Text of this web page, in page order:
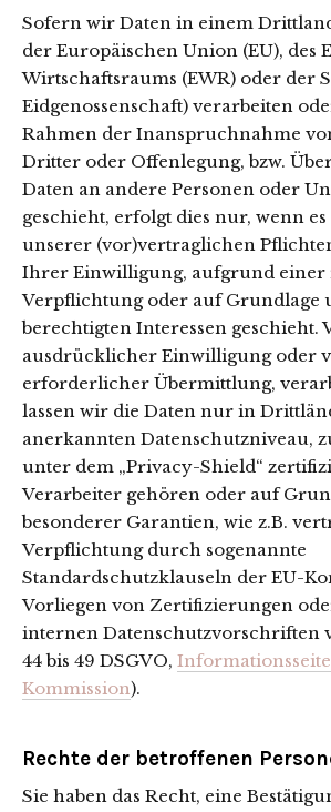
Sofern wir Daten in einem
der Europäischen Union (EU), des
Wirtschaftsraums (EWR) oder der
Eidgenossenschaft) verarbeiten
Rahmen der Inanspruchnahme
Dritter oder Offenlegung, bzw.
Daten an andere Personen oder
geschieht, erfolgt dies nur, wenn
unserer (vor)vertraglichen
Ihrer Einwilligung, aufgrund
Verpflichtung oder auf Grundlage
berechtigten Interessen geschieht.
ausdrücklicher Einwilligung oder
erforderlicher Übermittlung,
lassen wir die Daten nur in
anerkannten Datenschutzniveau,
unter dem „Privacy-Shield“
Verarbeiter gehören oder auf
besonderer Garantien, wie z.B.
Verpflichtung durch sogenannte
Standardschutzklauseln der EU-
Vorliegen von Zertifizierungen
internen Datenschutzvorschriften
44 bis 49 DSGVO,
Kommission).
Rechte der betroffenen
Sie haben das Recht, eine